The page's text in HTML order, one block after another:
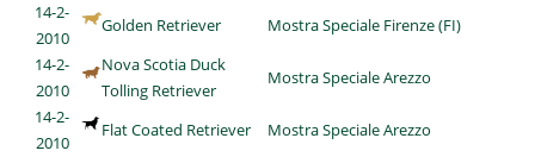
14-2-
2010
Golden Retriever
Mostra Speciale Firenze (FI)
14-2-
2010
Nova Scotia Duck
Tolling Retriever
Mostra Speciale Arezzo
14-2-
2010
Flat Coated Retriever
Mostra Speciale Arezzo